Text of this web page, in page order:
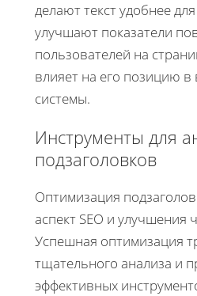
делают текст удобнее
улучшают показатели
пользователей на
влияет на его позицию
системы.
Инструменты для
подзаголовков
Оптимизация
аспект SEO и улучшения
Успешная оптимизация
тщательного анализа и
эффективных